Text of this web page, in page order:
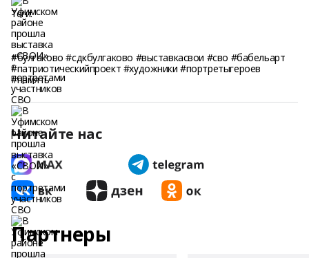
Теги:
#булгаково #сдкбулгаково #выставкасвои #сво #бабельарт
#патриотическийпроект #художники #портретыгероев
#память
Читайте нас
Партнеры